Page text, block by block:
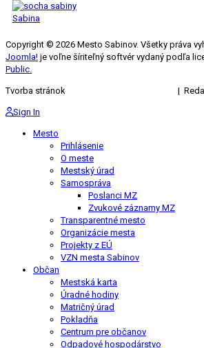
Sabina
Copyright © 2026 Mesto Sabinov. Všetky práva
Joomla! je voľne šíriteľný softvér vydaný podľa
Public.
Tvorba stránok |
Sign In
Mesto
Prihlásenie
O meste
Mestský úrad
Samospráva
Poslanci MZ
Zvukové záznamy MZ
Transparentné mesto
Organizácie mesta
Projekty z EÚ
VZN mesta Sabinov
Občan
Mestská karta
Úradné hodiny
Matričný úrad
Pokladňa
Centrum pre občanov
Odpadové hospodárstvo